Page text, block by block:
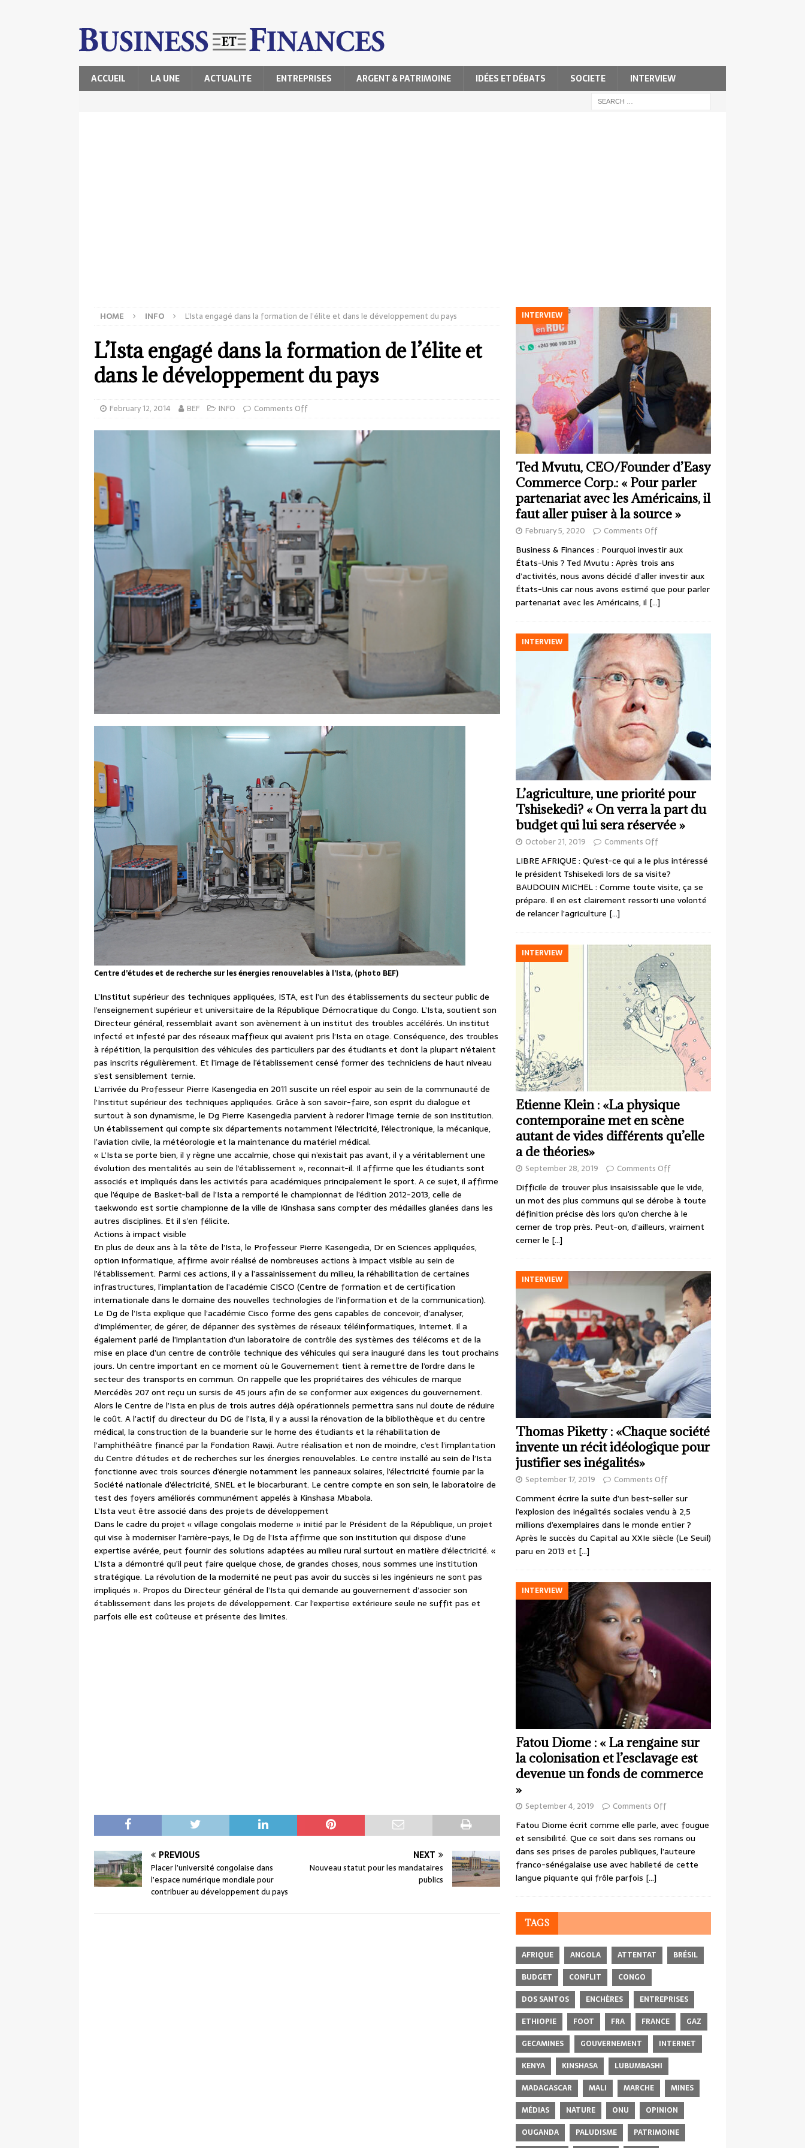
ACCUEIL LA UNE ACTUALITE ENTREPRISES ARGENT & PATRIMOINE IDÉES ET DÉBATS SOCIETE INTERVIEW
HOME INFO L’Ista engagé dans la formation de l’élite et dans le développement du pays
L’Ista engagé dans la formation de l’élite et
dans le développement du pays
February 12, 2014 BEF INFO Comments Off
Centre d’études et de recherche sur les énergies renouvelables à l’Ista, (photo BEF)
L’Institut supérieur des techniques appliquées, ISTA, est l’un des établissements du secteur public de
l’enseignement supérieur et universitaire de la République Démocratique du Congo. L’Ista, soutient son
Directeur général, ressemblait avant son avènement à un institut des troubles accélérés. Un institut
infecté et infesté par des réseaux maffieux qui avaient pris l’Ista en otage. Conséquence, des troubles
à répétition, la perquisition des véhicules des particuliers par des étudiants et dont la plupart n’étaient
pas inscrits régulièrement. Et l’image de l’établissement censé former des techniciens de haut niveau
s’est sensiblement ternie.
L’arrivée du Professeur Pierre Kasengedia en 2011 suscite un réel espoir au sein de la communauté de
l’Institut supérieur des techniques appliquées. Grâce à son savoir-faire, son esprit du dialogue et
surtout à son dynamisme, le Dg Pierre Kasengedia parvient à redorer l’image ternie de son institution.
Un établissement qui compte six départements notamment l’électricité, l’électronique, la mécanique,
l’aviation civile, la météorologie et la maintenance du matériel médical.
« L’Ista se porte bien, il y règne une accalmie, chose qui n’existait pas avant, il y a véritablement une
évolution des mentalités au sein de l’établissement », reconnait-il. Il affirme que les étudiants sont
associés et impliqués dans les activités para académiques principalement le sport. A ce sujet, il affirme
que l’équipe de Basket-ball de l’Ista a remporté le championnat de l’édition 2012-2013, celle de
taekwondo est sortie championne de la ville de Kinshasa sans compter des médailles glanées dans les
autres disciplines. Et il s’en félicite.
Actions à impact visible
En plus de deux ans à la tête de l’Ista, le Professeur Pierre Kasengedia, Dr en Sciences appliquées,
option informatique, affirme avoir réalisé de nombreuses actions à impact visible au sein de
l’établissement. Parmi ces actions, il y a l’assainissement du milieu, la réhabilitation de certaines
infrastructures, l’implantation de l’académie CISCO (Centre de formation et de certification
internationale dans le domaine des nouvelles technologies de l’information et de la communication).
Le Dg de l’Ista explique que l’académie Cisco forme des gens capables de concevoir, d’analyser,
d’implémenter, de gérer, de dépanner des systèmes de réseaux téléinformatiques, Internet. Il a
également parlé de l’implantation d’un laboratoire de contrôle des systèmes des télécoms et de la
mise en place d’un centre de contrôle technique des véhicules qui sera inauguré dans les tout prochains
jours. Un centre important en ce moment où le Gouvernement tient à remettre de l’ordre dans le
secteur des transports en commun. On rappelle que les propriétaires des véhicules de marque
Mercédès 207 ont reçu un sursis de 45 jours afin de se conformer aux exigences du gouvernement.
Alors le Centre de l’Ista en plus de trois autres déjà opérationnels permettra sans nul doute de réduire
le coût. A l’actif du directeur du DG de l’Ista, il y a aussi la rénovation de la bibliothèque et du centre
médical, la construction de la buanderie sur le home des étudiants et la réhabilitation de
l’amphithéâtre financé par la Fondation Rawji. Autre réalisation et non de moindre, c’est l’implantation
du Centre d’études et de recherches sur les énergies renouvelables. Le centre installé au sein de l’Ista
fonctionne avec trois sources d’énergie notamment les panneaux solaires, l’électricité fournie par la
Société nationale d’électricité, SNEL et le biocarburant. Le centre compte en son sein, le laboratoire de
test des foyers améliorés communément appelés à Kinshasa Mbabola.
L’Ista veut être associé dans des projets de développement
Dans le cadre du projet « village congolais moderne » initié par le Président de la République, un projet
qui vise à moderniser l’arrière-pays, le Dg de l’Ista affirme que son institution qui dispose d’une
expertise avérée, peut fournir des solutions adaptées au milieu rural surtout en matière d’électricité. «
L’Ista a démontré qu’il peut faire quelque chose, de grandes choses, nous sommes une institution
stratégique. La révolution de la modernité ne peut pas avoir du succès si les ingénieurs ne sont pas
impliqués ». Propos du Directeur général de l’Ista qui demande au gouvernement d’associer son
établissement dans les projets de développement. Car l’expertise extérieure seule ne suffit pas et
parfois elle est coûteuse et présente des limites.
PREVIOUS
Placer l’université congolaise dans
l’espace numérique mondiale pour
contribuer au développement du pays
NEXT
Nouveau statut pour les mandataires
publics
INTERVIEW
Ted Mvutu, CEO/Founder d’Easy
Commerce Corp.: « Pour parler
partenariat avec les Américains, il
faut aller puiser à la source »
February 5, 2020 Comments Off
Business & Finances : Pourquoi investir aux
États-Unis ? Ted Mvutu : Après trois ans
d’activités, nous avons décidé d’aller investir aux
États-Unis car nous avons estimé que pour parler
partenariat avec les Américains, il […]
INTERVIEW
L’agriculture, une priorité pour
Tshisekedi? « On verra la part du
budget qui lui sera réservée »
October 21, 2019 Comments Off
LIBRE AFRIQUE : Qu’est-ce qui a le plus intéressé
le président Tshisekedi lors de sa visite?
BAUDOUIN MICHEL : Comme toute visite, ça se
prépare. Il en est clairement ressorti une volonté
de relancer l’agriculture […]
INTERVIEW
Etienne Klein : «La physique
contemporaine met en scène
autant de vides différents qu’elle
a de théories»
September 28, 2019 Comments Off
Difficile de trouver plus insaisissable que le vide,
un mot des plus communs qui se dérobe à toute
définition précise dès lors qu’on cherche à le
cerner de trop près. Peut-on, d’ailleurs, vraiment
cerner le […]
INTERVIEW
Thomas Piketty : «Chaque société
invente un récit idéologique pour
justifier ses inégalités»
September 17, 2019 Comments Off
Comment écrire la suite d’un best-seller sur
l’explosion des inégalités sociales vendu à 2,5
millions d’exemplaires dans le monde entier ?
Après le succès du Capital au XXIe siècle (Le Seuil)
paru en 2013 et […]
INTERVIEW
Fatou Diome : « La rengaine sur
la colonisation et l’esclavage est
devenue un fonds de commerce
»
September 4, 2019 Comments Off
Fatou Diome écrit comme elle parle, avec fougue
et sensibilité. Que ce soit dans ses romans ou
dans ses prises de paroles publiques, l’auteure
franco-sénégalaise use avec habileté de cette
langue piquante qui frôle parfois […]
TAGS
AFRIQUE ANGOLA ATTENTAT
BRÉSIL
BUDGET
CONFLIT
CONGO
DOS SANTOS
ENCHÈRES
ENTREPRISES
ETHIOPIE
FOOT FRA FRANCE
GAZ
GECAMINES
GOUVERNEMENT
INTERNET
KENYA
KINSHASA
LUBUMBASHI
MADAGASCAR
MALI MARCHE
MINES
MÉDIAS
NATURE ONU
OPINION
OUGANDA
PALUDISME PATRIMOINE